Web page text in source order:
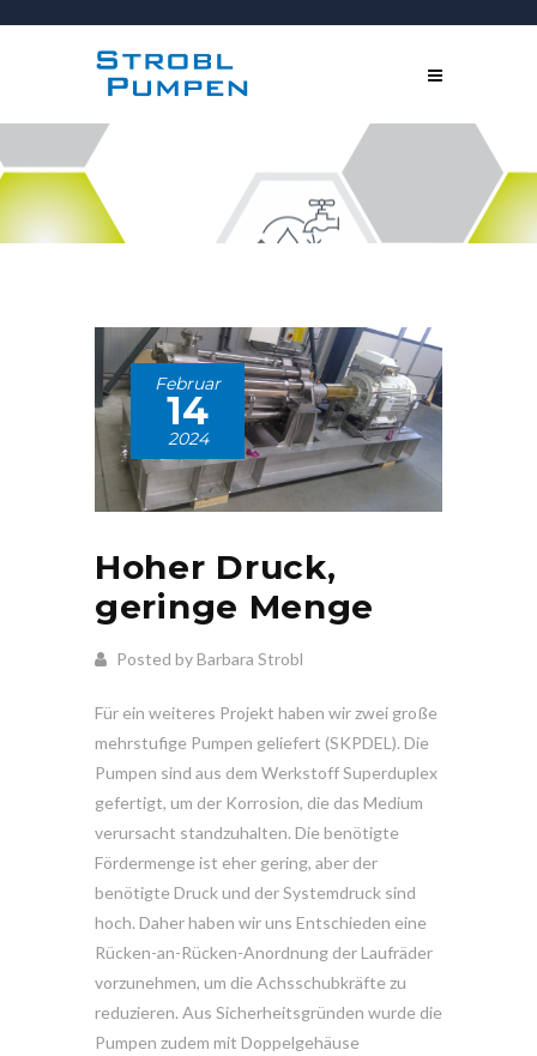
Februar
14
2024
Hoher Druck,
geringe Menge
Posted by Barbara Strobl
Für ein weiteres Projekt haben wir zwei große
mehrstufige Pumpen geliefert (SKPDEL). Die
Pumpen sind aus dem Werkstoff Superduplex
gefertigt, um der Korrosion, die das Medium
verursacht standzuhalten. Die benötigte
Fördermenge ist eher gering, aber der
benötigte Druck und der Systemdruck sind
hoch. Daher haben wir uns Entschieden eine
Rücken-an-Rücken-Anordnung der Laufräder
vorzunehmen, um die Achsschubkräfte zu
reduzieren. Aus Sicherheitsgründen wurde die
Pumpen zudem mit Doppelgehäuse